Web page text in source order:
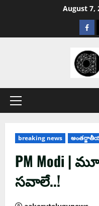
August 7,
breaking news
PM Modi |
స‌వాలే..!